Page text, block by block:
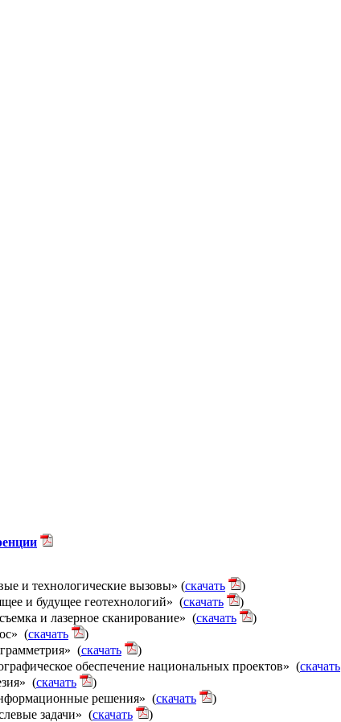
и технологические вызовы» (скачать
)
и будущее геотехнологий» (скачать
)
и лазерное сканирование» (скачать
)
(скачать
)
(скачать
)
обеспечение национальных проектов» (скачать
(скачать
)
решения» (скачать
)
задачи» (скачать
)